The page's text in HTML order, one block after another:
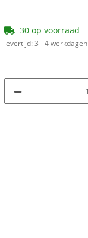
30 op voorraad
levertijd:3 - 4 werkdagen